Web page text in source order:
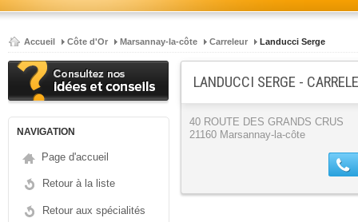
Accueil Côte d'Or Marsannay-la-côte Carreleur Landucci Serge
NAVIGATION
Page d'accueil
Retour à la liste
Retour aux spécialités
LANDUCCI SERGE -
40 ROUTE DES GRANDS CRUS
21160 Marsannay-la-côte